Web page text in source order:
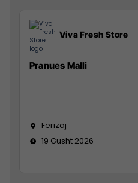
Viva Fresh Store
Pranues Malli
Ferizaj
19 Gusht 2026